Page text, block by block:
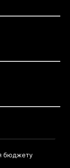
бюджету